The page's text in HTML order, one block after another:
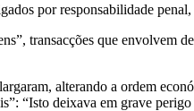
por responsabilidade
transacções que envolvem
alterando a ordem
“Isto deixava em grave perigo